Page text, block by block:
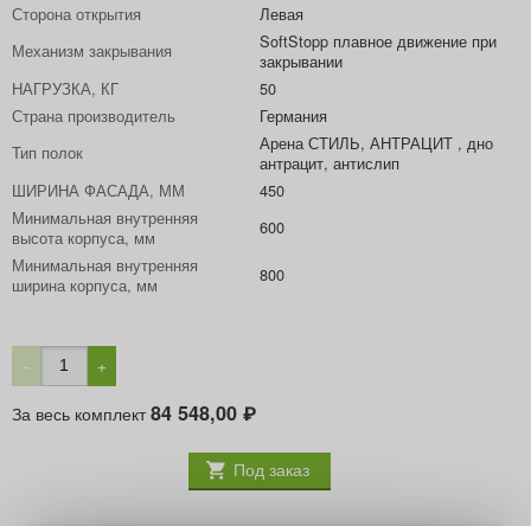
Сторона открытия
Левая
Механизм закрывания
SoftStopp плавное движение при
закрывании
НАГРУЗКА, КГ
50
Страна производитель
Германия
Тип полок
Арена СТИЛЬ, АНТРАЦИТ , дно
антрацит, антислип
ШИРИНА ФАСАДА, ММ
450
Минимальная внутренняя
высота корпуса, мм
600
Минимальная внутренняя
ширина корпуса, мм
800
− +
За весь комплект84 548,00 ₽
Под заказ